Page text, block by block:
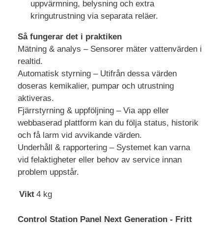
uppvärmning, belysning och extra
kringutrustning via separata reläer.
Så fungerar det i praktiken
Mätning & analys – Sensorer mäter vattenvärden i
realtid.
Automatisk styrning – Utifrån dessa värden
doseras kemikalier, pumpar och utrustning
aktiveras.
Fjärrstyrning & uppföljning – Via app eller
webbaserad plattform kan du följa status, historik
och få larm vid avvikande värden.
Underhåll & rapportering – Systemet kan varna
vid felaktigheter eller behov av service innan
problem uppstår.
Vikt 4 kg
Control Station Panel Next Generation - Fritt